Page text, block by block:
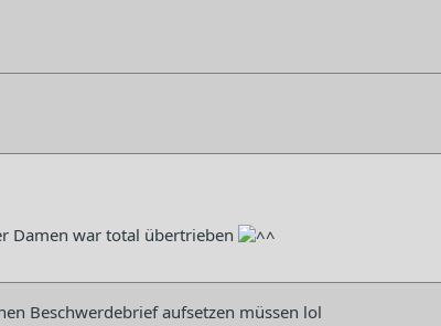
Damen war total übertrieben
Beschwerdebrief aufsetzen müssen lol